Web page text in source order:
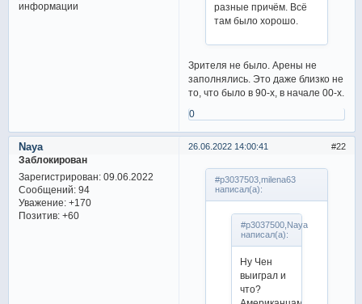
разные причём. Всё
там было хорошо.
Зрителя не было. Арены не
заполнялись. Это даже близко не
то, что было в 90-х, в начале 00-х.
0
22
26.06.2022 14:00:41
Naya
Заблокирован
Зарегистрирован: 09.06.2022
Сообщений:94
Уважение: +170
Позитив: +60
#p3037503,milena63
написал(а):
#p3037500,Naya
написал(а):
Ну Чен
выиграл и
что?